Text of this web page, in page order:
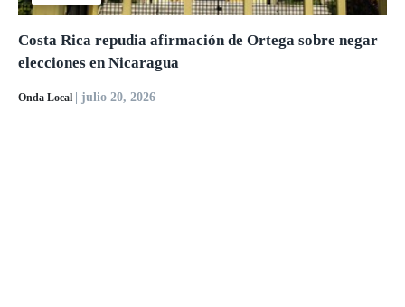
Costa Rica repudia afirmación de Ortega sobre negar
elecciones en Nicaragua
Onda Local | julio 20, 2026